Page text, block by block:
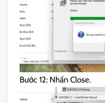
Bước 12: Nhấn Close.